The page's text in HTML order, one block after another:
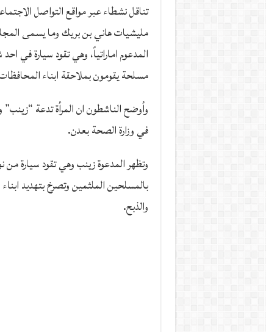
تناقل نشطاء عبر مواقع التواصل
مليشيات هاني بن بريك وما يسمى
المدعوم اماراتياً، وهي تقود سيارة في
مسلحة يقومون بملاحقة ابناء
وأوضح الناشطون ان المرأة تدعة “زينب”
في وزارة الصحة بعدن.
وتظهر المدعوة زينب وهي تقود سيارة
بالمسلحين الملثمين وتصرخ بتهديد
والذبح.